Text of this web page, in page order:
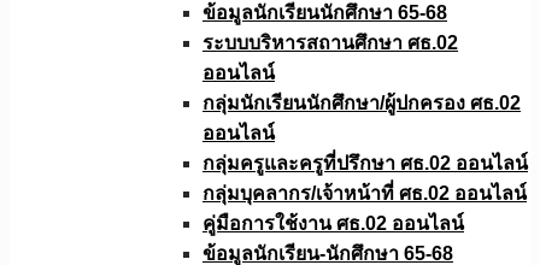
ข้อมูลนักเรียนนักศึกษา 65-68
ระบบบริหารสถานศึกษา ศธ.02
ออนไลน์
กลุ่มนักเรียนนักศึกษา/ผู้ปกครอง ศธ.02
ออนไลน์
กลุ่มครูและครูที่ปรึกษา ศธ.02 ออนไลน์
กลุ่มบุคลากร/เจ้าหน้าที่ ศธ.02 ออนไลน์
คู่มือการใช้งาน ศธ.02 ออนไลน์
ข้อมูลนักเรียน-นักศึกษา 65-68